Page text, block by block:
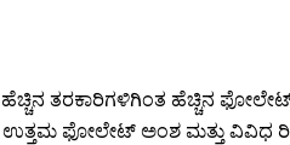
ತರಕಾರಿಗಳಿಗಿಂತ ಹೆಚ್ಚಿನ
ಫೋಲೇಟ್ ಅಂಶ ಮತ್ತು ವಿವಿಧ